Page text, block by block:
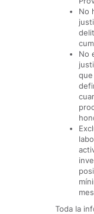
No
No
Toda la